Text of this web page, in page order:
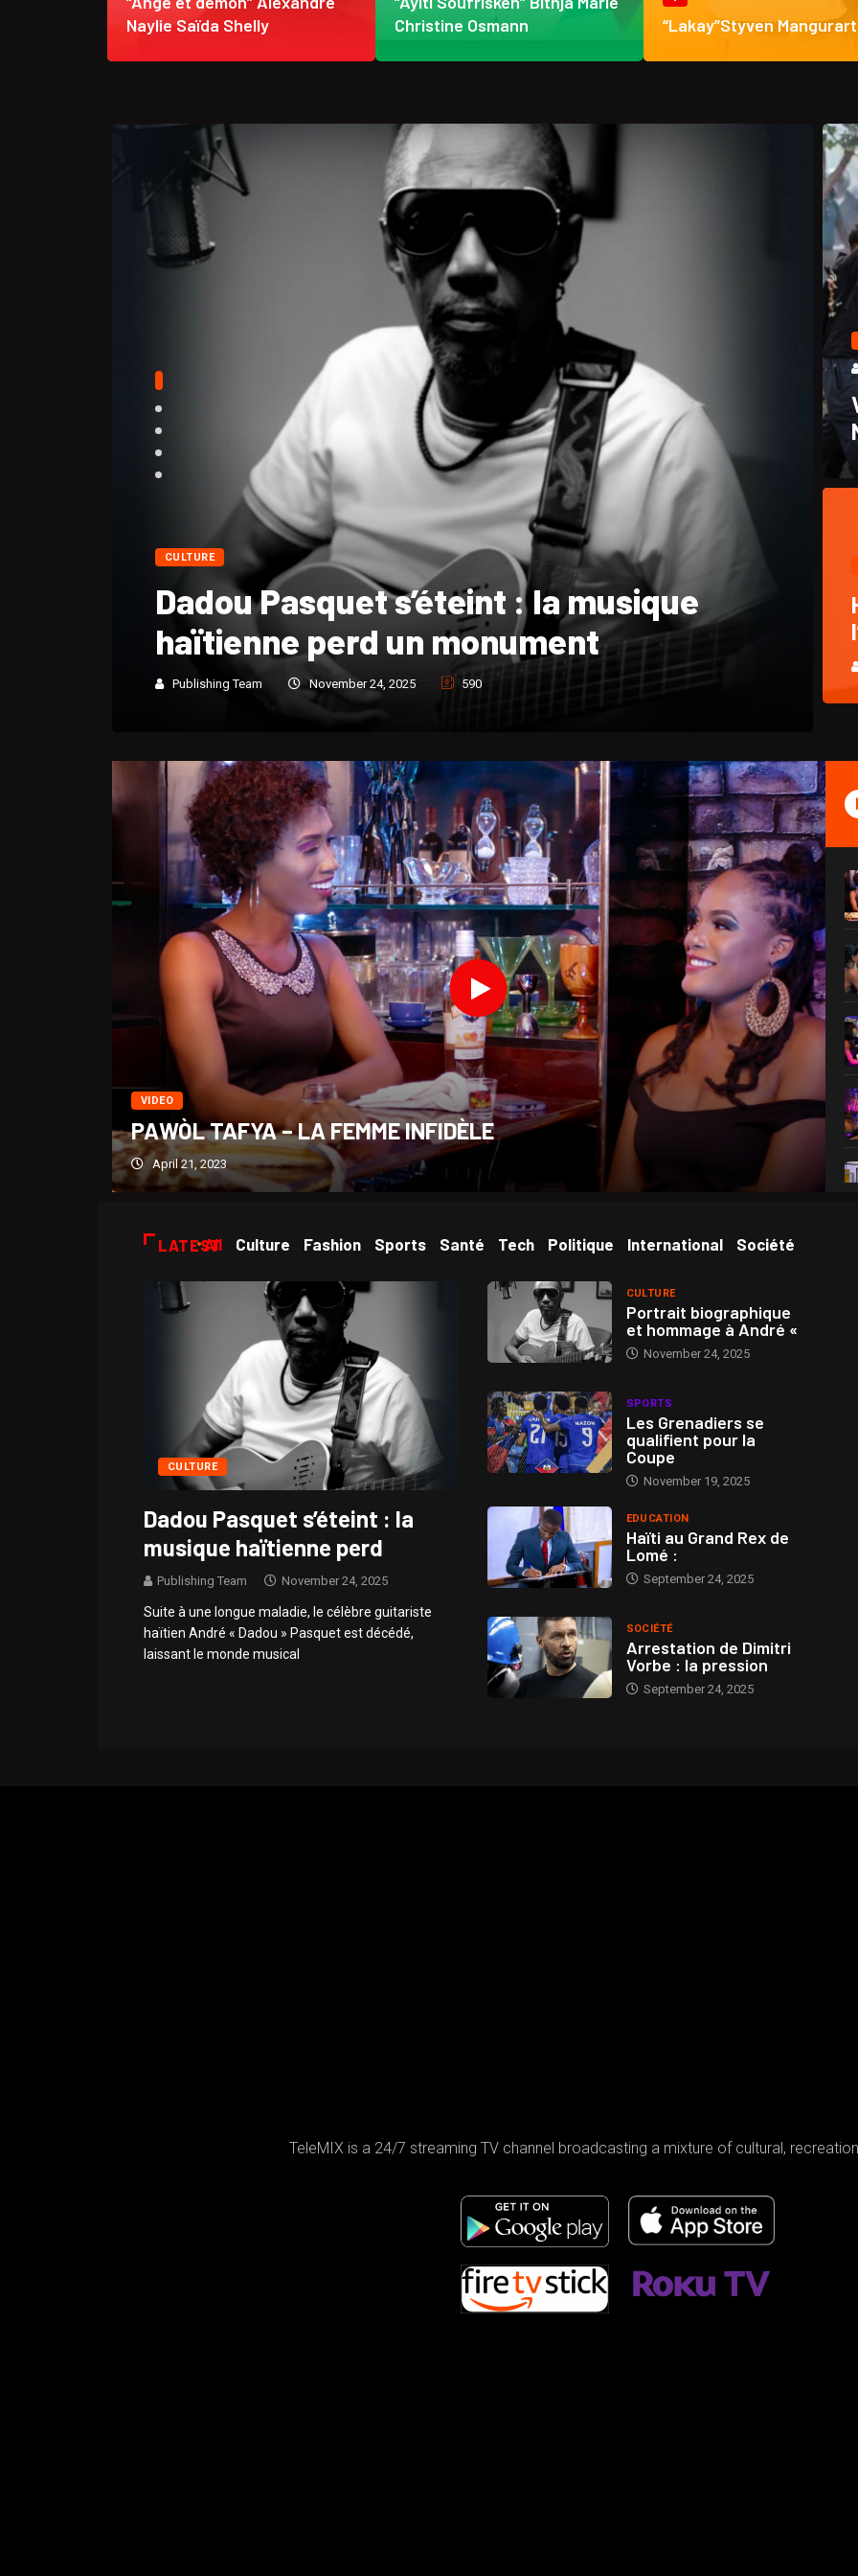
Naylie Saïda Shelly
Christine Osmann
“Lakay”Styven Mangurart
CULTURE
Portrait biographique et hommage à
André « Dadou » Pasquet
Publishing Team November 24, 2025 764
VIDEO
PAWÒL TAFYA – LA FEMME INFIDÈLE
April 21, 2023
LATEST
All Culture Fashion Sports Santé Tech Politique International Société
CULTURE
Dadou Pasquet s’éteint : la
musique haïtienne perd
Publishing Team November 24, 2025
Suite à une longue maladie, le célèbre guitariste
haïtien André « Dadou » Pasquet est décédé,
laissant le monde musical
CULTURE
Portrait biographique
et hommage à André «
November 24, 2025
SPORTS
Les Grenadiers se
qualifient pour la
Coupe
November 19, 2025
EDUCATION
Haïti au Grand Rex de
Lomé :
September 24, 2025
SOCIÉTÉ
Arrestation de Dimitri
Vorbe : la pression
September 24, 2025
TeleMIX is a 24/7 streaming TV channel broadcasting a mixture of cultural,